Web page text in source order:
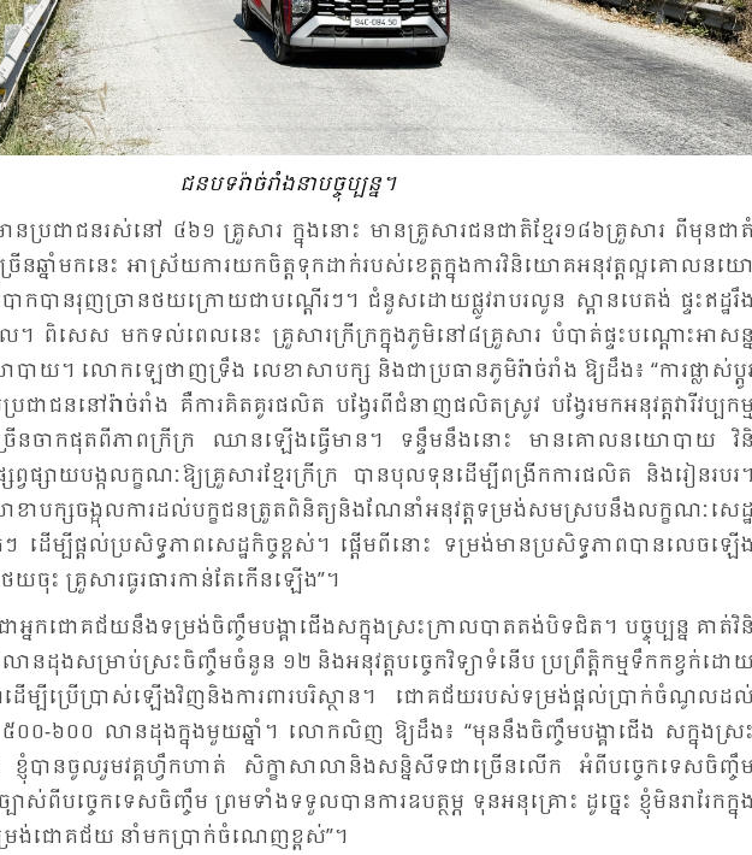
ជន​បទ​រ៉ាច់​រាំង​នា​បច្ចុប្បន្ន។
មាន​ប្រ​ជា​ជន​រស់​នៅ ៤៦១ គ្រួ​សារ ក្នុង​នោះ មាន​គ្រួ​សារ​ជន​ជាតិ​ខ្មែរ​១៨៦​គ្រួ​សារ ពី​មុន​ជា​តំ​
ើន​ឆ្នាំ​មក​នេះ អា​ស្រ័យ​ការ​យក​ចិត្ត​ទុក​ដាក់​របស់​ខេត្ត​ក្នុង​ការ​វិនិ​យោគ​អនុ​វត្ត​ល្អ​គោល​នយោ​
ក​បាន​រុញ​ច្រាន​ថយ​ក្រោយ​ជា​បណ្តើរៗ។ ជំ​នួស​ដោយ​ផ្លូវ​រាប​រលូន ស្ពាន​បេ​តង់ ផ្ទះ​ឥដ្ឋ​រឹង​
។ ពិ​សេស មក​ទល់​ពេល​នេះ គ្រួ​សារ​ក្រី​ក្រ​ក្នុង​ភូមិ​នៅ​៨​គ្រួ​សារ បំ​បាត់​ផ្ទះ​បណ្តោះ​អា​សន្ន​
យ។ លោក​ឡេ​ថាញ​ទ្រឹង លេ​ខា​សា​បក្ស និង​ជា​ប្រ​ធាន​ភូមិ​រ៉ាច់​រាំង ឱ្យ​ដឹង៖ “ការ​ផ្លាស់​ប្តូរ​
ា​ជន​នៅ​រ៉ាច់​រាំង គឺ​ការ​គិត​គូរ​ផលិត បង្វែរ​ពី​ជំ​នាញ​ផលិត​ស្រូវ បង្វែរ​មក​អនុ​វត្ត​វារី​វប្ប​កម្ម
រើន​ចាក​ផុត​ពី​ភាព​ក្រី​ក្រ ឈាន​ឡើង​ធ្វើ​មាន។ ទន្ទឹម​នឹង​នោះ មាន​គោល​នយោ​បាយ វិនិ​
វ​ផ្សាយ​បង្ក​លក្ខណៈ​ឱ្យ​គ្រួ​សារ​ខ្មែរ​ក្រី​ក្រ បាន​បុល​ទុន​ដើម្បី​ពង្រីក​ការ​ផលិត និង​រៀន​របរ។
បក្ស​ចង្អុល​ការ​ដល់​បក្ខ​ជន​ត្រួត​ពិ​និត្យ​និង​ណែ​នាំ​អនុ​វត្ត​ទម្រង់​សម​ស្រប​នឹង​លក្ខណៈ​សេដ្ឋ​
ដើម្បី​ផ្ដល់​ប្រ​សិទ្ធ​ភាព​សេដ្ឋ​កិច្ច​ខ្ពស់។ ផ្តើម​ពី​នោះ ទម្រង់​មាន​ប្រ​សិទ្ធ​ភាព​បាន​លេច​ឡើង​
យ​ចុះ គ្រួ​សារ​ធូរ​ធារ​កាន់​តែ​កើន​ឡើង”។
ក​ជោគ​ជ័យ​នឹង​ទម្រង់​ចិញ្ចឹម​បង្គា​ជើង​ស​ក្នុង​ស្រះ​ក្រាល​បាត​តង់​បិទ​ជិត។ បច្ចុប្បន្ន គាត់​វិនិ​
ន​ដុង​សម្រាប់​ស្រះ​ចិញ្ចឹម​ចំ​នួន ១២ និង​អនុ​វត្ត​បច្ចេក​វិទ្យា​ទំ​នើប ប្រ​ព្រឹតិ្ត​កម្ម​ទឹក​កខ្វក់​ដោយ​
ើម្បី​ប្រើ​ប្រាស់​ឡើង​វិញ​និង​ការ​ពារ​បរិ​ស្ថាន។ ជោគ​ជ័យ​របស់​ទម្រង់​ផ្តល់​ប្រាក់​ចំ​ណូល​ដល់​
​-៦០០ លាន​ដុង​ក្នុង​មួយ​ឆ្នាំ។ លោក​លិញ ឱ្យ​ដឹង៖ “មុន​នឹង​ចិញ្ចឹម​បង្គា​ជើង ស​ក្នុង​ស្រះ​
ញុំ​បាន​ចូល​រួម​វគ្គ​ហ្វឹក​ហាត់ សិក្ខា​សា​លា​និង​សន្និ​សីទ​ជា​ច្រើន​លើក អំ​ពី​បច្ចេក​ទេស​ចិញ្ចឹម​
ពី​បច្ចេក​ទេស​ចិញ្ចឹម ព្រម​ទាំង​ទទួល​បាន​ការ​ឧបត្ថម្ភ ទុន​អនុ​គ្រោះ ដូច្នេះ ខ្ញុំ​មិន​រា​រែក​ក្នុង​
ម្រង់​ជោគ​ជ័យ នាំ​មក​ប្រាក់​ចំ​ណេញ​ខ្ពស់”។